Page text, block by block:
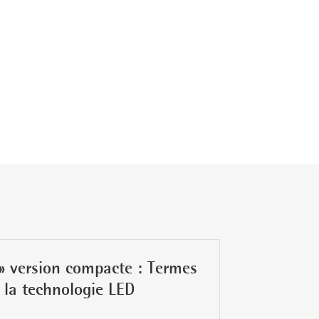
version compacte : Termes
technologie LED